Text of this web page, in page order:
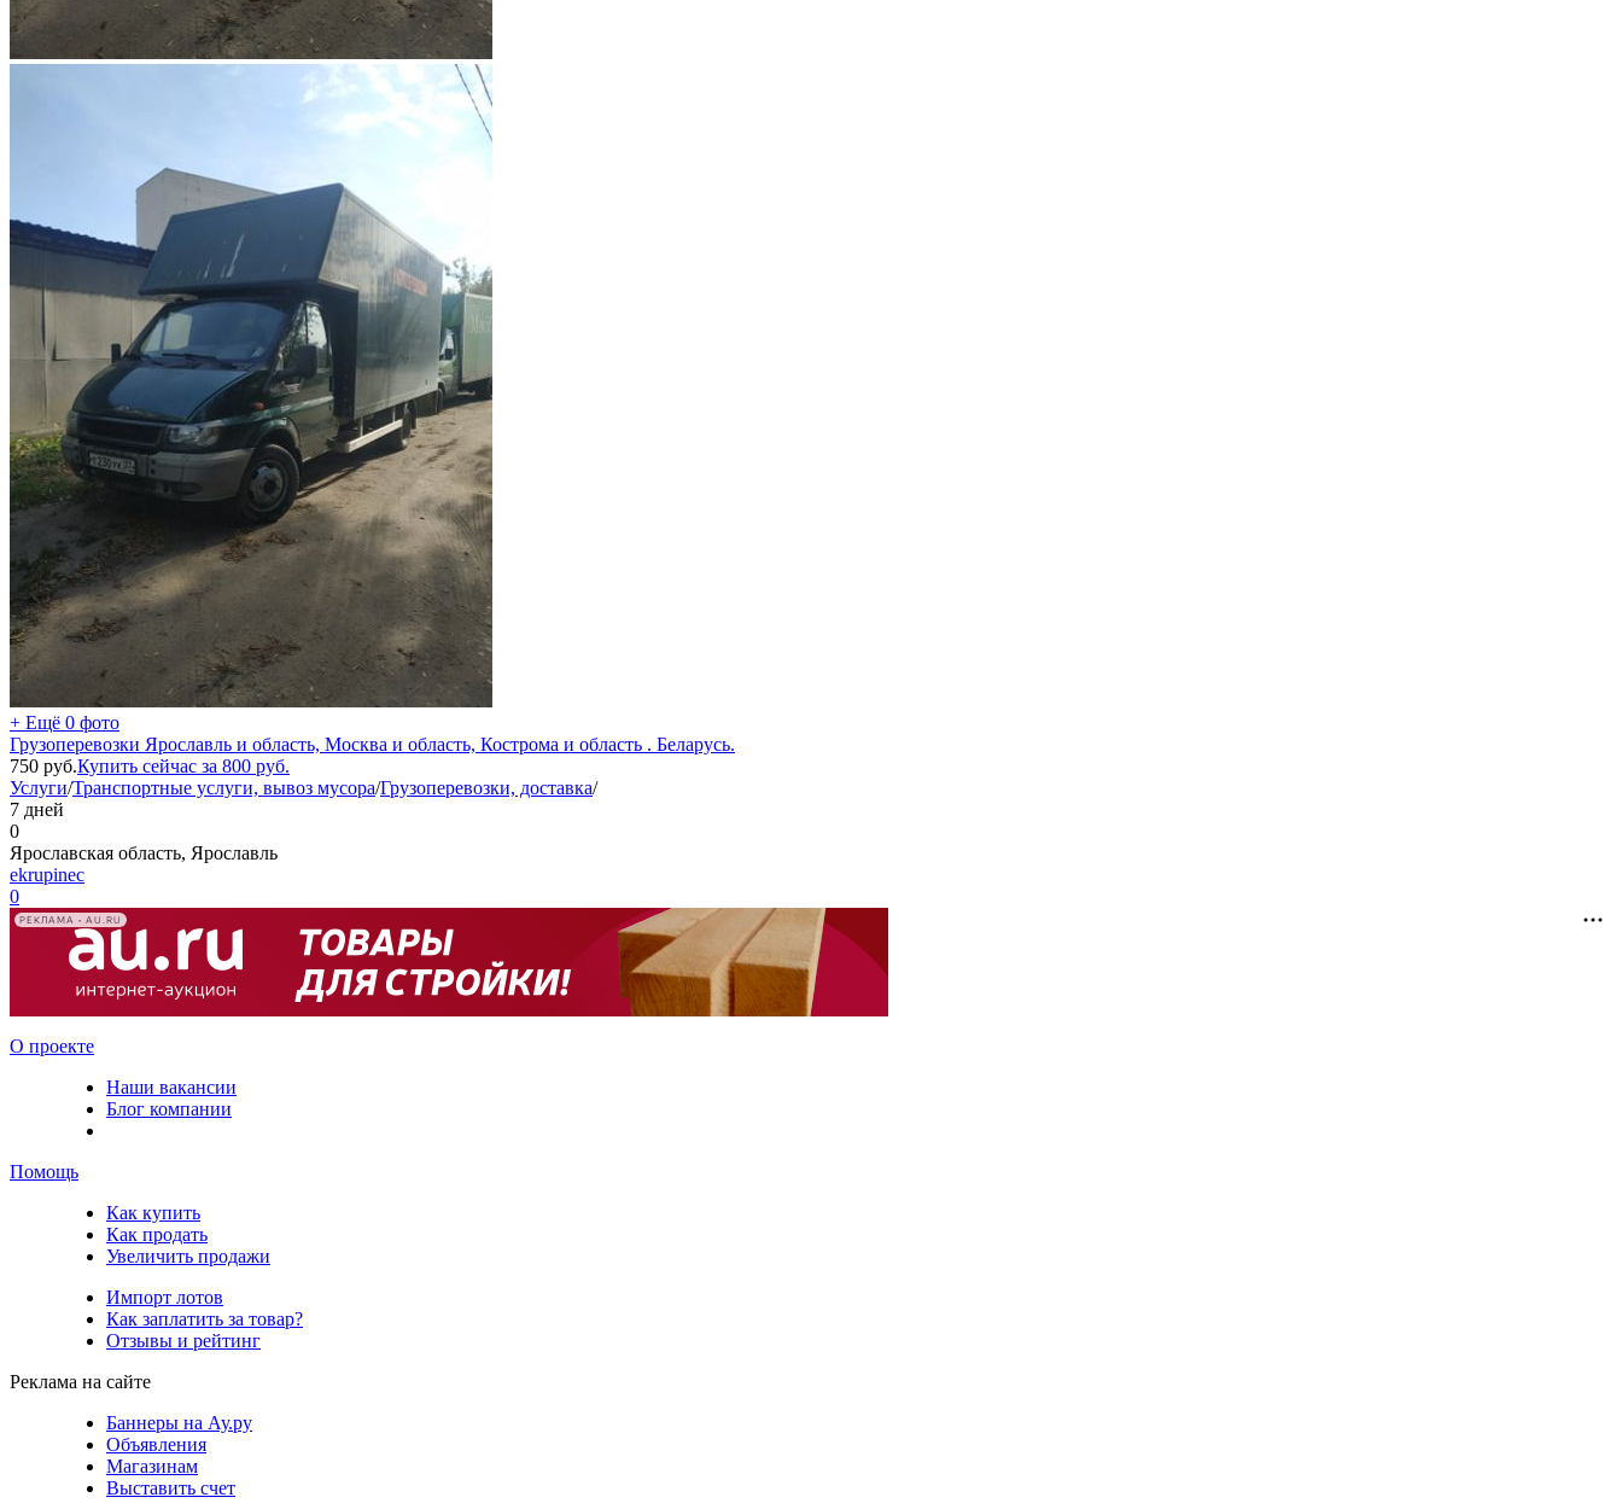
+ Ещё 0 фото
Грузоперевозки Ярославль и область, Москва и область, Кострома и область . Беларусь.
750 руб.Купить сейчас за 800 руб.
Услуги/Транспортные услуги, вывоз мусора/Грузоперевозки, доставка/
7 дней
0
Ярославская область, Ярославль
ekrupinec
0
РЕКЛАМА • AU.RU
О проекте
Наши вакансии
Блог компании
Помощь
Как купить
Как продать
Увеличить продажи
Импорт лотов
Как заплатить за товар?
Отзывы и рейтинг
Реклама на сайте
Баннеры на Ау.ру
Объявления
Магазинам
Выставить счет